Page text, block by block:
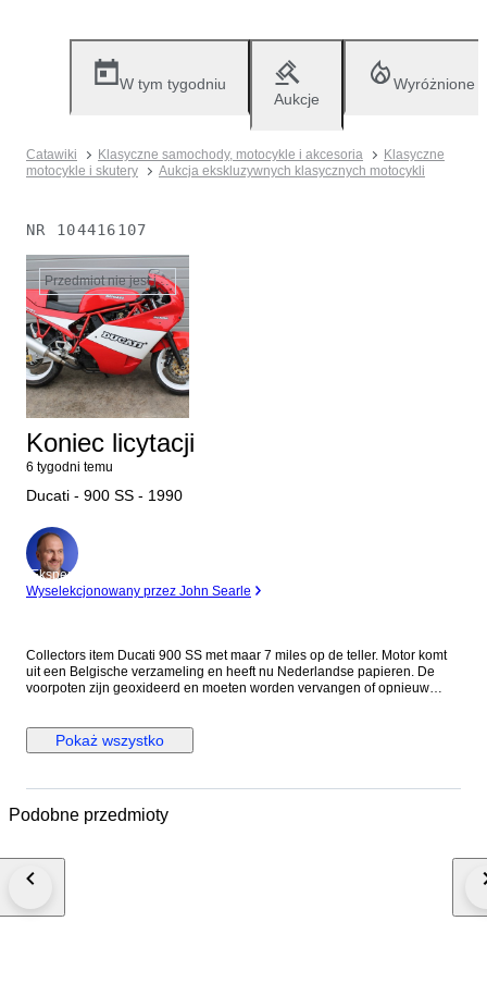
W tym tygodniu
Aukcje
Wyróżnione
Catawiki Klasyczne samochody, motocykle i akcesoria
Klasyczne
motocykle i skutery
Aukcja ekskluzywnych klasycznych motocykli
NR 104416107
Przedmiot nie jest już dostępny
Koniec licytacji
6 tygodni temu
Ducati - 900 SS - 1990
Ekspert
Wyselekcjonowany przez John Searle
Collectors item Ducati 900 SS met maar 7 miles op de teller. Motor komt
uit een Belgische verzameling en heeft nu Nederlandse papieren. De
voorpoten zijn geoxideerd en moeten worden vervangen of opnieuw
filter te vervangen. Voor de staat zie foto's. Het is mogelijk de motor te
bezichtigen op afspraak in Meerlo, Nederland Als de motor wordt
benzine in verband met eisen van de transporteur.
Pokaż wszystko
Podobne przedmioty